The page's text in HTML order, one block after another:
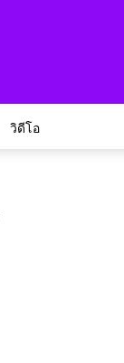
วิดีโอ